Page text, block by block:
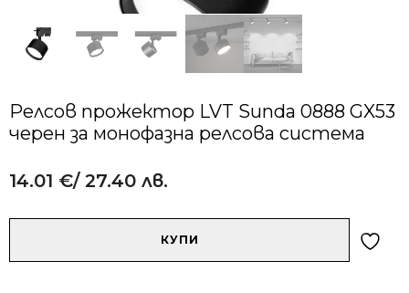
Релсов прожектор LVT Sunda 0888 GX53
черен за монофазна релсова система
14.01 €/ 27.40 лв.
КУПИ